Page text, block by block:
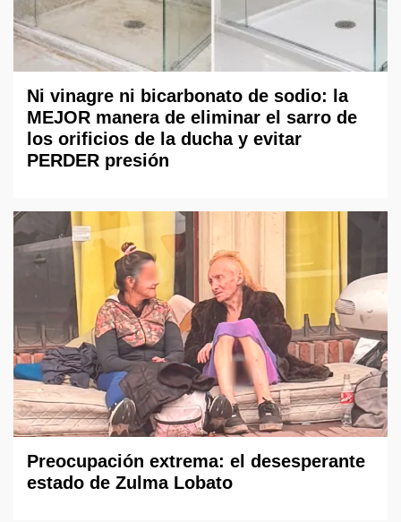
Ni vinagre ni bicarbonato de sodio: la
MEJOR manera de eliminar el sarro de
los orificios de la ducha y evitar
PERDER presión
Preocupación extrema: el desesperante
estado de Zulma Lobato